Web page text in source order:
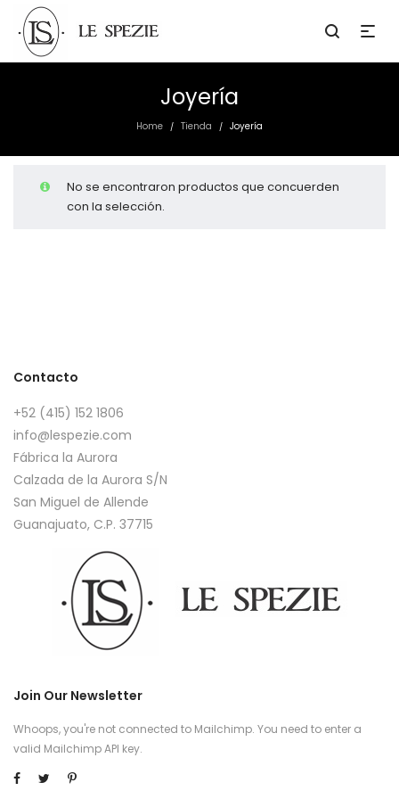
Joyería
Home / Tienda / Joyería
No se encontraron productos que concuerden
con la selección.
Contacto
+52 (415) 152 1806
info@lespezie.com
Fábrica la Aurora
Calzada de la Aurora S/N
San Miguel de Allende
Guanajuato, C.P. 37715
Join Our Newsletter
Whoops, you're not connected to Mailchimp. You need to enter a
valid Mailchimp API key.